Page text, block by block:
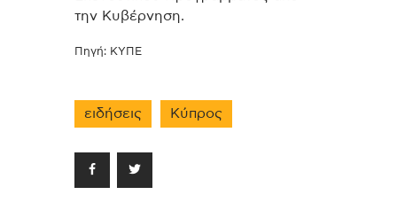
την Κυβέρνηση.
Πηγή: ΚΥΠΕ
ειδήσεις Κύπρος